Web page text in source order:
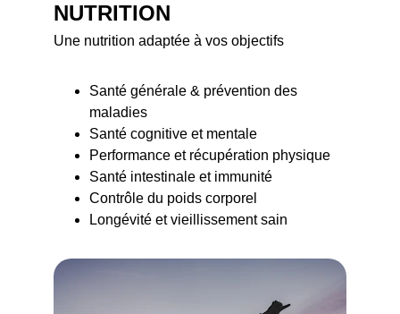
NUTRITION
Une nutrition adaptée à vos objectifs
Santé générale & prévention des
maladies
Santé cognitive et mentale
Performance et récupération physique
Santé intestinale et immunité
Contrôle du poids corporel
Longévité et vieillissement sain